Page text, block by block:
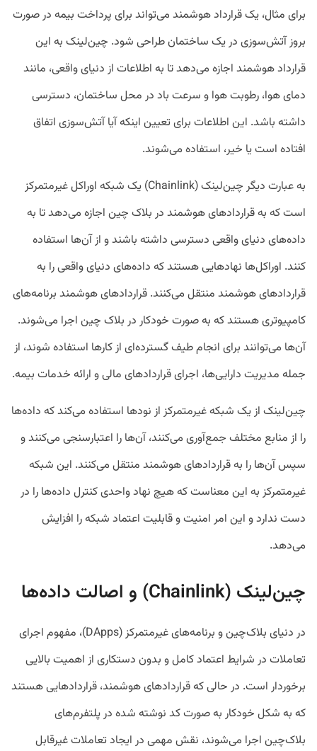
برای مثال، یک قرارداد هوشمند می‌تواند برای پرداخت بیمه در صورت
بروز آتش‌سوزی در یک ساختمان طراحی شود. چین‌لینک به این
قرارداد هوشمند اجازه می‌دهد تا به اطلاعات از دنیای واقعی، مانند
دمای هوا، رطوبت هوا و سرعت باد در محل ساختمان، دسترسی
داشته باشد. این اطلاعات برای تعیین اینکه آیا آتش‌سوزی اتفاق
افتاده است یا خیر، استفاده می‌شوند.
به عبارت دیگر چین‌لینک (Chainlink) یک شبکه اوراکل غیرمتمرکز
است که به قراردادهای هوشمند در بلاک چین اجازه می‌دهد تا به
داده‌های دنیای واقعی دسترسی داشته باشند و از آن‌ها استفاده
کنند. اوراکل‌ها نهادهایی هستند که داده‌های دنیای واقعی را به
قراردادهای هوشمند منتقل می‌کنند. قراردادهای هوشمند برنامه‌های
کامپیوتری هستند که به صورت خودکار در بلاک چین اجرا می‌شوند.
آن‌ها می‌توانند برای انجام طیف گسترده‌ای از کارها استفاده شوند، از
جمله مدیریت دارایی‌ها، اجرای قراردادهای مالی و ارائه خدمات بیمه.
چین‌لینک از یک شبکه غیرمتمرکز از نودها استفاده می‌کند که داده‌ها
را از منابع مختلف جمع‌آوری می‌کنند، آن‌ها را اعتبارسنجی می‌کنند و
سپس آن‌ها را به قراردادهای هوشمند منتقل می‌کنند. این شبکه
غیرمتمرکز به این معناست که هیچ نهاد واحدی کنترل داده‌ها را در
دست ندارد و این امر امنیت و قابلیت اعتماد شبکه را افزایش
می‌دهد.
چین‌لینک (Chainlink) و اصالت داده‌ها
در دنیای بلاک‌چین و برنامه‌های غیرمتمرکز (DApps)، مفهوم اجرای
تعاملات در شرایط اعتماد کامل و بدون دستکاری از اهمیت بالایی
برخوردار است. در حالی که قرارداد‌های هوشمند، قرارداد‌هایی هستند
که به شکل خودکار به صورت کد نوشته شده در پلتفرم‌های
بلاک‌چین اجرا می‌شوند، نقش مهمی در ایجاد تعاملات غیرقابل